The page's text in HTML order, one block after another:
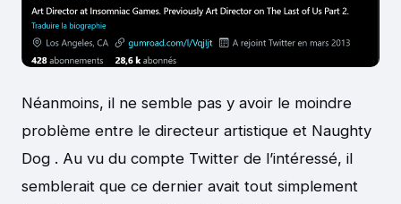
Néanmoins, il ne semble pas y avoir le moindre
problème entre le directeur artistique et Naughty
Dog . Au vu du compte Twitter de l’intéressé, il
semblerait que ce dernier avait tout simplement